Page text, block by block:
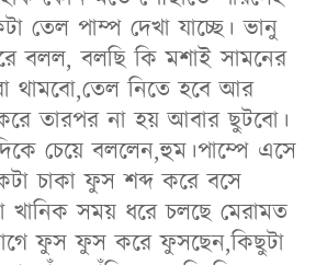
তেল পাম্প দেখা যাচ্ছে। ভানু
বলল, বলছি কি মশাই সামনের
থামবো,তেল নিতে হবে আর
করে তারপর না হয় আবার ছুটবো।
চেয়ে বললেন,হুম।পাম্পে এসে
চাকা ফুস শব্দ করে বসে
খানিক সময় ধরে চলছে মেরামত
ফুস ফুস করে ফুসছেন,কিছুটা